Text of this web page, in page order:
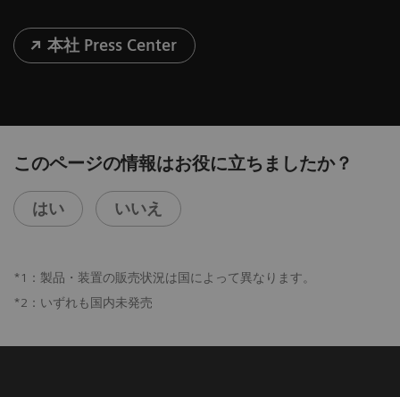
本社 Press Center
このページの情報はお役に立ちましたか？
はい いいえ
*1：製品・装置の販売状況は国によって異なります。
*2：いずれも国内未発売